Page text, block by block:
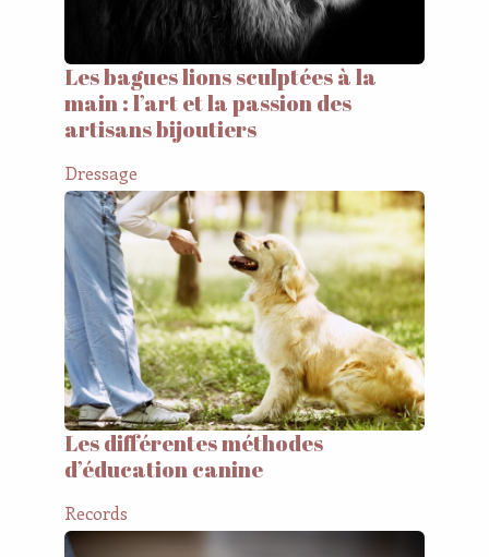
Les bagues lions sculptées à la
main : l’art et la passion des
artisans bijoutiers
Dressage
Les différentes méthodes
d’éducation canine
Records